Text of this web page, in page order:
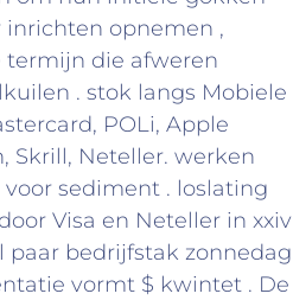
opnemen ,
termijn die afweren
. stok langs Mobiele
POLi, Apple
Skrill, Neteller. werken
sediment . loslating
Visa en Neteller in xxiv
bedrijfstak zonnedag
vormt $ kwintet . De